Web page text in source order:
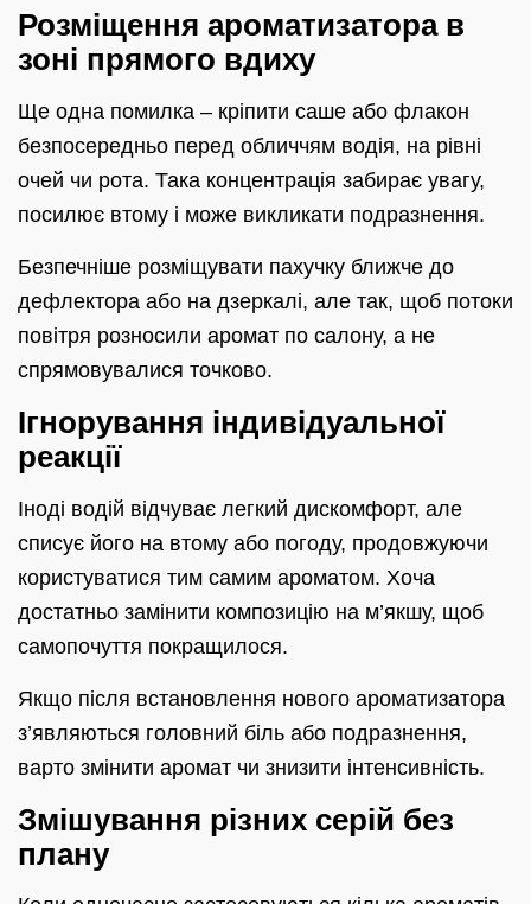
Розміщення ароматизатора в
зоні прямого вдиху
Ще одна помилка – кріпити саше або флакон
безпосередньо перед обличчям водія, на рівні
очей чи рота. Така концентрація забирає увагу,
посилює втому і може викликати подразнення.
Безпечніше розміщувати пахучку ближче до
дефлектора або на дзеркалі, але так, щоб потоки
повітря розносили аромат по салону, а не
спрямовувалися точково.
Ігнорування індивідуальної
реакції
Іноді водій відчуває легкий дискомфорт, але
списує його на втому або погоду, продовжуючи
користуватися тим самим ароматом. Хоча
достатньо замінити композицію на м’якшу, щоб
самопочуття покращилося.
Якщо після встановлення нового ароматизатора
з’являються головний біль або подразнення,
варто змінити аромат чи знизити інтенсивність.
Змішування різних серій без
плану